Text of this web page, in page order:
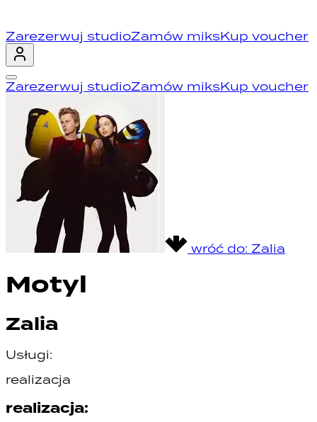
Zarezerwuj studioZamów miksKup voucher
Zarezerwuj studioZamów miksKup voucher
wróć do: Zalia
Motyl
Zalia
Usługi:
realizacja
realizacja: